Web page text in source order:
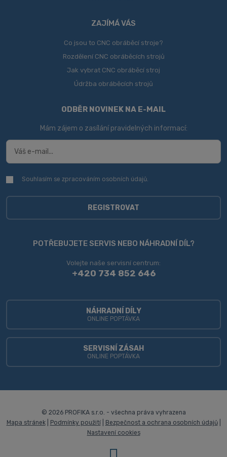
ZAJÍMÁ VÁS
Co jsou to CNC obráběcí stroje?
Rozdělení CNC obráběcích strojů
Jak vybrat CNC obráběcí stroj
Údržba obráběcích strojů
ODBĚR NOVINEK NA E-MAIL
Mám zájem o zasílání pravidelných informací:
Souhlasím
zpracováním
Souhlasím se zpracováním osobních údajů.
REGISTROVAT
se
POTŘEBUJETE SERVIS NEBO NÁHRADNÍ DÍL?
Volejte naše servisní centrum:
+420 734 852 646
NÁHRADNÍ DÍLY
ONLINE POPTÁVKA
SERVISNÍ ZÁSAH
ONLINE POPTÁVKA
© 2026 PROFIKA s.r.o. - všechna práva vyhrazena
Mapa stránek
Podmínky použití Bezpečnost a ochrana osobních údajů
Nastavení cookies